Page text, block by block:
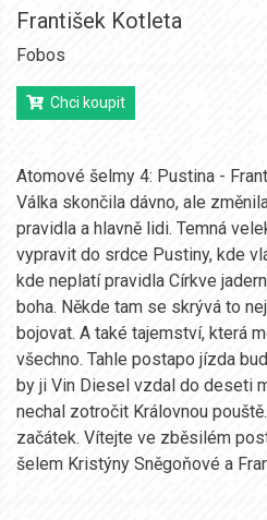
František Kotleta
Fobos
Chci koupit
Atomové šelmy 4: Pustina -
Válka skončila dávno, ale
pravidla a hlavně lidi. Temná
vypravit do srdce Pustiny, kde
kde neplatí pravidla Církve
boha. Někde tam se skrývá to
bojovat. A také tajemství, která
všechno. Tahle postapo jízda
by ji Vin Diesel vzdal do deseti
nechal zotročit Královnou
začátek. Vítejte ve zběsilém
šelem Kristýny Sněgoňové a